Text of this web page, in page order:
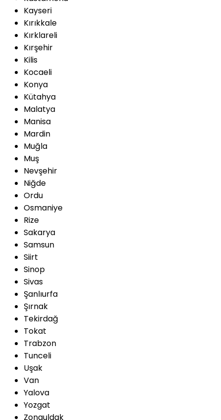
Kayseri
Kırıkkale
Kırklareli
Kırşehir
Kilis
Kocaeli
Konya
Kütahya
Malatya
Manisa
Mardin
Muğla
Muş
Nevşehir
Niğde
Ordu
Osmaniye
Rize
Sakarya
Samsun
Siirt
Sinop
Sivas
Şanlıurfa
Şırnak
Tekirdağ
Tokat
Trabzon
Tunceli
Uşak
Van
Yalova
Yozgat
Zonguldak